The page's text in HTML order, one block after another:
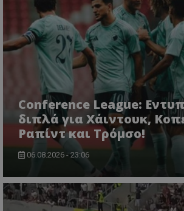
Conference League:
διπλά για Χάιντουκ,
Ραπίντ και Τρόμσο!
06.08.2026 - 23:06